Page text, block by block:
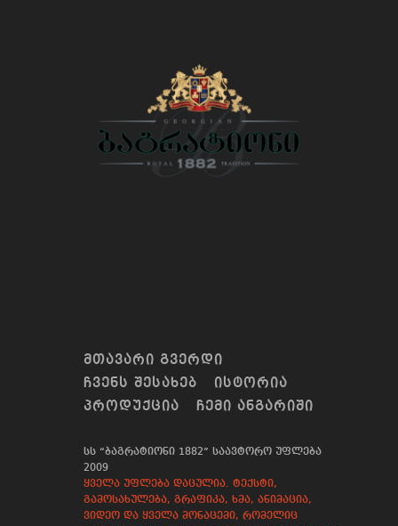
ᲛᲗᲐᲕᲐᲠᲘ ᲒᲕᲔᲠᲓᲘ
ᲩᲕᲔᲜᲡ ᲨᲔᲡᲐᲮᲔᲑ
ᲘᲡᲢᲝᲠᲘᲐ
ᲞᲠᲝᲓᲣᲥᲪᲘᲐ
ᲩᲔᲛᲘ ᲐᲜᲒᲐᲠᲘᲨᲘ
სს “ბაგრატიონი 1882” საავტორო უფლება
2009
ყველა უფლება დაცულია. ტექსტი,
გამოსახულება, გრაფიკა, ხმა, ანიმაცია,
ვიდეო და ყველა მონაცემი, რომელიც